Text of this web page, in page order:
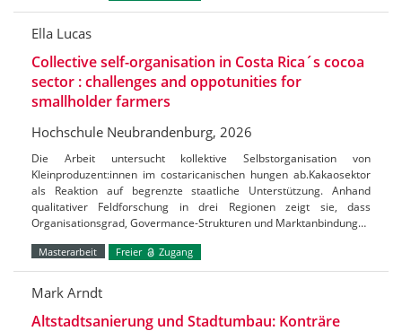
Ella Lucas
Collective self-organisation in Costa Rica´s cocoa
sector : challenges and oppotunities for
smallholder farmers
Hochschule Neubrandenburg, 2026
Die Arbeit untersucht kollektive Selbstorganisation von
Kleinproduzent:innen im costaricanischen hungen ab.Kakaosektor
als Reaktion auf begrenzte staatliche Unterstützung. Anhand
qualitativer Feldforschung in drei Regionen zeigt sie, dass
Organisationsgrad, Govermance-Strukturen und Marktanbindung…
Masterarbeit Freier Zugang
Mark Arndt
Altstadtsanierung und Stadtumbau: Konträre